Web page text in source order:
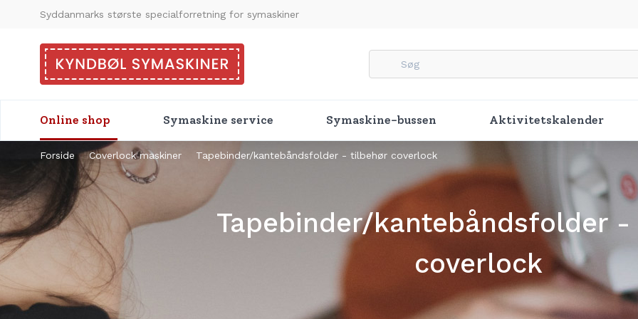
Syddanmarks største specialforretning for symaskiner
Online shop Symaskine service Symaskine-bussen Aktivitetskalender
Forside Coverlock maskiner Tapebinder/kantebåndsfolder - tilbehør coverlock
Tapebinder/kantebåndsfolder
coverlock